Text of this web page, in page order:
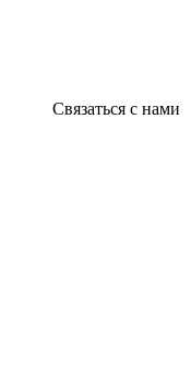
Связаться с нами